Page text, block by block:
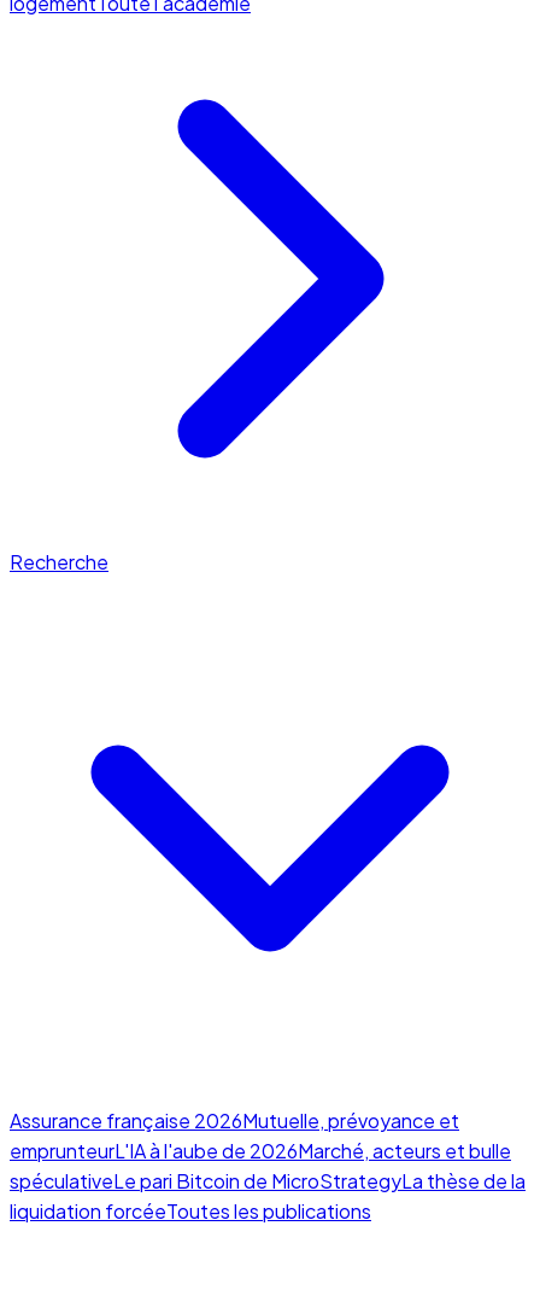
Recherche
Assurance française 2026Mutuelle, prévoyance et
emprunteurL'IA à l'aube de 2026Marché, acteurs et bulle
spéculativeLe pari Bitcoin de MicroStrategyLa thèse de la
liquidation forcéeToutes les publications